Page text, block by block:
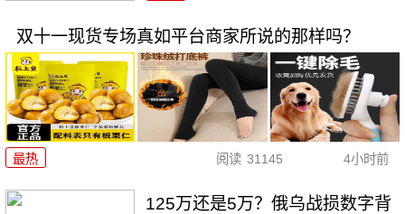
双十一现货专场真如平台商家所说的那样吗？
最热 阅读 31145 4小时前
125万还是5万？俄乌战损数字背